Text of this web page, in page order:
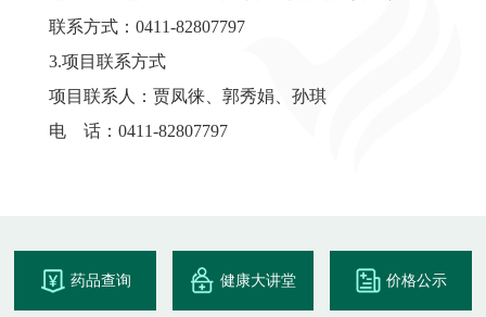
联系方式：0411-82807797
3.项目联系方式
项目联系人：贾凤徕、郭秀娟、孙琪
电 话：0411-82807797
药品查询 健康大讲堂 价格公示